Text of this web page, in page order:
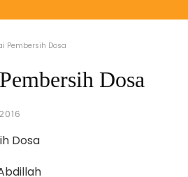
Pembersih Dosa
Dosa
Dosa